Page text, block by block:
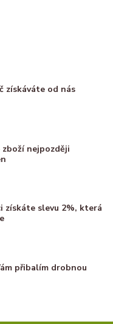
získáváte od nás
nejpozději
získáte slevu 2%, která
přibalím drobnou